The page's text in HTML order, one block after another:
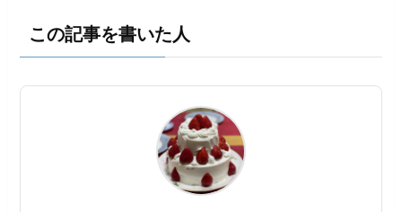
この記事を書いた人